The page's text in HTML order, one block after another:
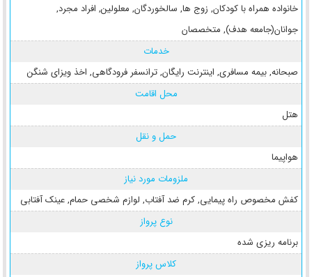
خانواده همراه با کودکان, زوج ها, سالخوردگان, معلولین, افراد مجرد,
جوانان(جامعه هدف), متخصصان
خدمات
صبحانه, بیمه مسافری, اینترنت رایگان, ترانسفر فرودگاهی, اخذ ویزای شنگن
محل اقامت
هتل
حمل و نقل
هواپیما
ملزومات مورد نیاز
کفش مخصوص راه پیمایی, کرم ضد آفتاب, لوازم شخصی حمام, عینک آفتابی
نوع پرواز
برنامه ریزی شده
کلاس پرواز